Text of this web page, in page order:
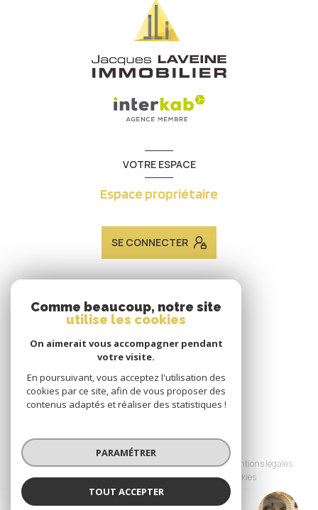
JACQUES LAVEINE IMMOBILIER METZ
VOTRE ESPACE
Espace propriétaire
SE CONNECTER
ADHÉRENTS
Nous adhérons
Nos honoraires
Nos partenaires
Mentions légales
Admin
Politique RGPD Cookies
Réalisé par :
Comme beaucoup, notre site
utilise les cookies
On aimerait vous accompagner pendant
votre visite.
En poursuivant, vous acceptez l'utilisation des
cookies par ce site, afin de vous proposer des
contenus adaptés et réaliser des statistiques !
PARAMÉTRER
TOUT ACCEPTER